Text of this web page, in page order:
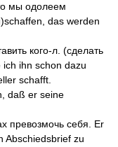
мы одолеем
das werden
кого-л. (сделать
ihn schon dazu
schafft.
daß er seine
превозмочь себя. Er
Abschiedsbrief zu